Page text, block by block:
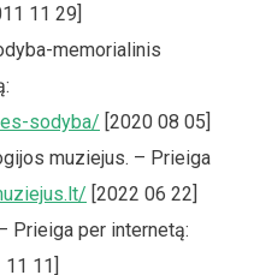
11 29]
memorialinis
sodyba/ [2020 08 05]
muziejus. – Prieiga
[2022 06 22]
Prieiga per internetą:
11 11]